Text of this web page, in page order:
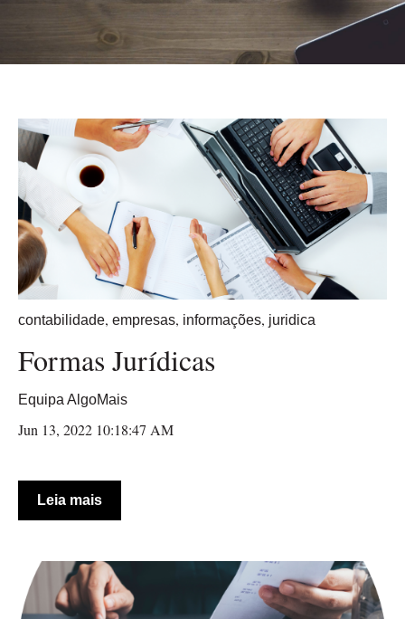
contabilidade, empresas, informações, juridica
Formas Jurídicas
Equipa AlgoMais
Jun 13, 2022 10:18:47 AM
Leia mais